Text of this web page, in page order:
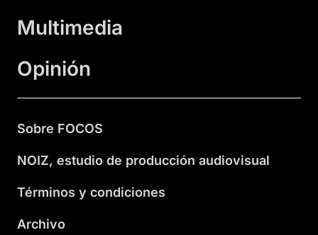
Multimedia
Opinión
Sobre FOCOS
NOIZ, estudio de producción audiovisual
Términos y condiciones
Archivo